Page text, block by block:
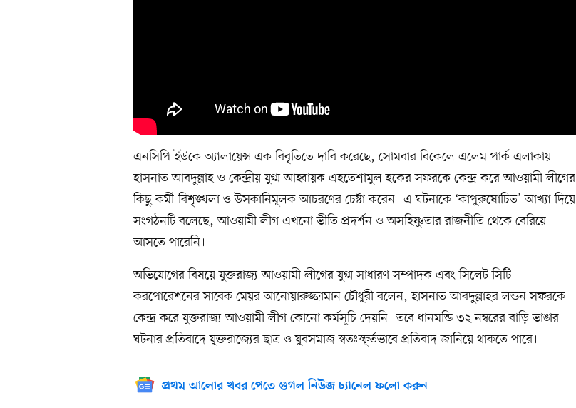
এনসিপি ইউকে অ্যালায়েন্স এক বিবৃতিতে দাবি করেছে, সোমবার বিকেলে এলেম পার্ক এলাকায়
হাসনাত আবদুল্লাহ ও কেন্দ্রীয় যুগ্ম আহ্বায়ক এহতেশামুল হকের সফরকে কেন্দ্র করে আওয়ামী লীগের
কিছু কর্মী বিশৃঙ্খলা ও উসকানিমূলক আচরণের চেষ্টা করেন। এ ঘটনাকে ‘কাপুরুষোচিত’ আখ্যা দিয়ে
সংগঠনটি বলেছে, আওয়ামী লীগ এখনো ভীতি প্রদর্শন ও অসহিষ্ণুতার রাজনীতি থেকে বেরিয়ে
আসতে পারেনি।
অভিযোগের বিষয়ে যুক্তরাজ্য আওয়ামী লীগের যুগ্ম সাধারণ সম্পাদক এবং সিলেট সিটি
করপোরেশনের সাবেক মেয়র আনোয়ারুজ্জামান চৌধুরী বলেন, হাসনাত আবদুল্লাহর লন্ডন সফরকে
কেন্দ্র করে যুক্তরাজ্য আওয়ামী লীগ কোনো কর্মসূচি দেয়নি। তবে ধানমন্ডি ৩২ নম্বরের বাড়ি ভাঙার
ঘটনার প্রতিবাদে যুক্তরাজ্যের ছাত্র ও যুবসমাজ স্বতঃস্ফূর্তভাবে প্রতিবাদ জানিয়ে থাকতে পারে।
প্রথম আলোর খবর পেতে গুগল নিউজ চ্যানেল ফলো করুন